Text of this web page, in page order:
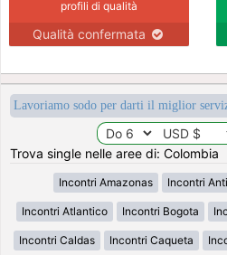
profili di qualità
Qualità confermata
Lavoriamo sodo per darti il miglior
Trova single nelle aree di: Colombia
Incontri Amazonas Incontri
Incontri Atlantico Incontri Bogota
Incontri Caldas Incontri Caqueta